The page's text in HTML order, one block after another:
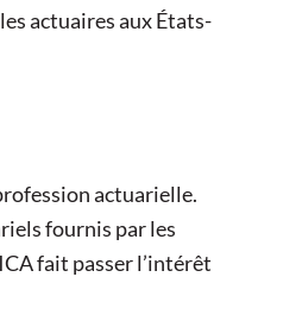
actuaires aux États-
actuarielle.
fournis par les
fait passer l’intérêt